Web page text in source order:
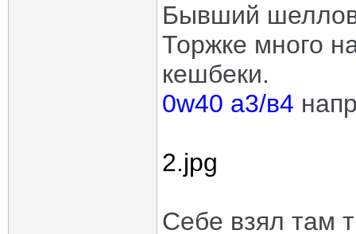
Бывший
Торжке много
кешбеки.
0w40 а3/в4
2.jpg
Себе взял там